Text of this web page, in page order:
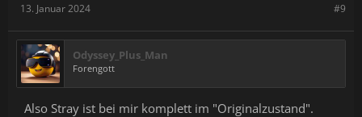
#9
13. Januar 2024
Odyssey_Plus_Man
Forengott
Also Stray ist bei mir komplett im "Originalzustand".